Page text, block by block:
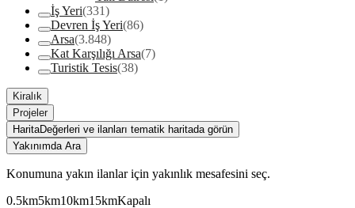
İş Yeri(331)
Devren İş Yeri(86)
Arsa(3.848)
Kat Karşılığı Arsa(7)
Turistik Tesis(38)
Kiralık
Projeler
HaritaDeğerleri ve ilanları tematik haritada görün
Yakınımda Ara
Konumuna yakın ilanlar için yakınlık mesafesini seç.
0.5km5km10km15kmKapalı